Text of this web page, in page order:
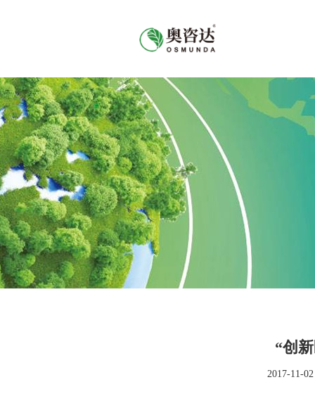
“创
2017-11-